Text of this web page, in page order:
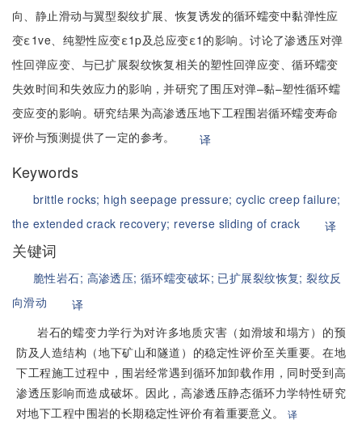
向、静止滑动与翼型裂纹扩展、恢复诱发的循环蠕变中黏弹性应
变ε1ve、纯塑性应变ε1p及总应变ε1的影响。讨论了渗透压对弹
性回弹应变、与已扩展裂纹恢复相关的塑性回弹应变、循环蠕变
失效时间和失效应力的影响，并研究了围压对弹–黏–塑性循环蠕
变应变的影响。研究结果为高渗透压地下工程围岩循环蠕变寿命
评价与预测提供了一定的参考。
译
Keywords
brittle rocks; high seepage pressure; cyclic creep failure;
the extended crack recovery; reverse sliding of crack 译
关键词
脆性岩石; 高渗透压;循环蠕变破坏; 已扩展裂纹恢复;裂纹反
向滑动
译
岩石的蠕变力学行为对许多地质灾害（如滑坡和塌方）的预
防及人造结构（地下矿山和隧道）的稳定性评价至关重要。在地
下工程施工过程中，围岩经常遇到循环加卸载作用，同时受到高
渗透压影响而造成破坏。因此，高渗透压静态循环力学特性研究
对地下工程中围岩的长期稳定性评价有着重要意义。
译